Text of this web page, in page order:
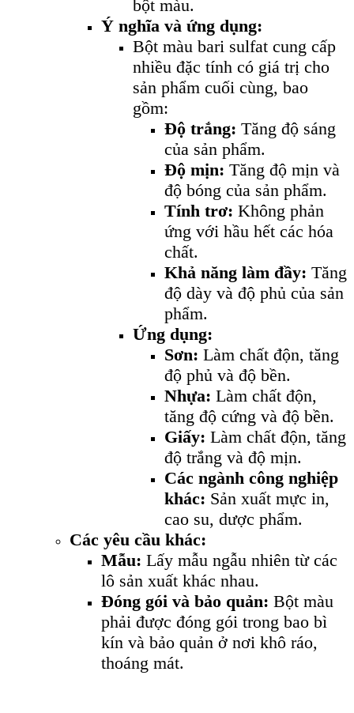
bột màu.
Ý nghĩa và ứng dụng:
Bột màu bari sulfat cung cấp
nhiều đặc tính có giá trị cho
sản phẩm cuối cùng, bao
gồm:
Độ trắng: Tăng độ sáng
của sản phẩm.
Độ mịn: Tăng độ mịn và
độ bóng của sản phẩm.
Tính trơ: Không phản
ứng với hầu hết các hóa
chất.
Khả năng làm đầy: Tăng
độ dày và độ phủ của sản
phẩm.
Ứng dụng:
Sơn: Làm chất độn, tăng
độ phủ và độ bền.
Nhựa: Làm chất độn,
tăng độ cứng và độ bền.
Giấy: Làm chất độn, tăng
độ trắng và độ mịn.
Các ngành công nghiệp
khác: Sản xuất mực in,
cao su, dược phẩm.
Các yêu cầu khác:
Mẫu: Lấy mẫu ngẫu nhiên từ các
lô sản xuất khác nhau.
Đóng gói và bảo quản: Bột màu
phải được đóng gói trong bao bì
kín và bảo quản ở nơi khô ráo,
thoáng mát.